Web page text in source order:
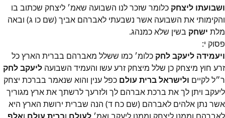
ושבועתו ליצחק כלומר שזכר לנו השבועה שאמ׳ ליצחק שכתוב בו
והקימותי את השבועה אשר נשבעתי לאברהם אביך (שם כו ג) ובאה
מלת ישחק בשין שלא כמנהג.
פסוק י:
ויעמידה ליעקב לחק כלומ׳ כמו ששלל מאברהם בברית הארץ כל
זרע חוץ מיצחק כן שלל מיצחק זרע עשו והעמיד השבועה ליעקב לחק
ר״ל לקיים ולישראל ברית עולם כפל ענין והוא שנאמר בברכת יצחק
ליעקב ויתן לך את ברכת אברהם לך ולזרעך לרשתך את ארץ מגוריך
אשר נתן אלהים לאברהם (שם כח ד) הנה שברית ירושת הארץ היא
לאברהם וממנו ליצחק וממנו ליעקב ואמ׳ לעולם וברית עולם ואלף